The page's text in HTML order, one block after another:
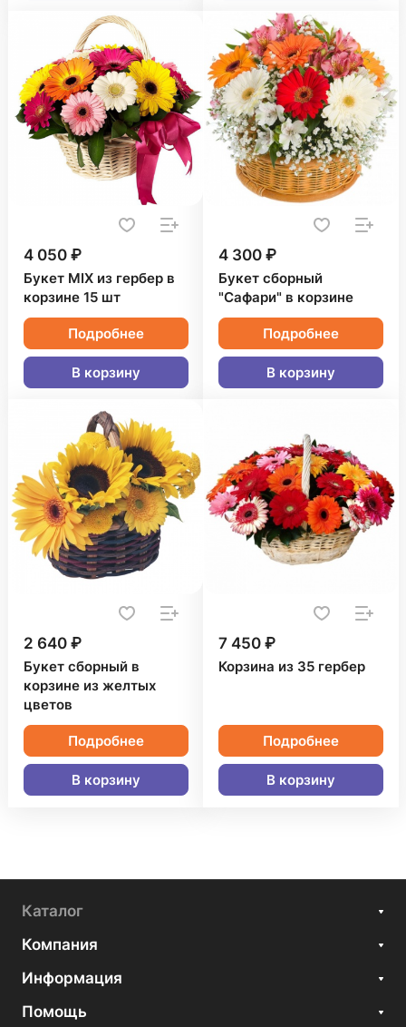
4 050 ₽
Букет MIX из гербер в
корзине 15 шт
Подробнее
В корзину
4 300 ₽
Букет сборный
"Сафари" в корзине
Подробнее
В корзину
2 640 ₽
Букет сборный в
корзине из желтых
цветов
Подробнее
В корзину
7 450 ₽
Корзина из 35 гербер
Подробнее
В корзину
Каталог
Компания
Информация
Помощь